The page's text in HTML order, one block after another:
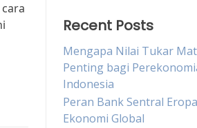
Recent Posts
Mengapa Nilai Tukar
Penting bagi
Indonesia
Peran Bank Sentral
Ekonomi Global